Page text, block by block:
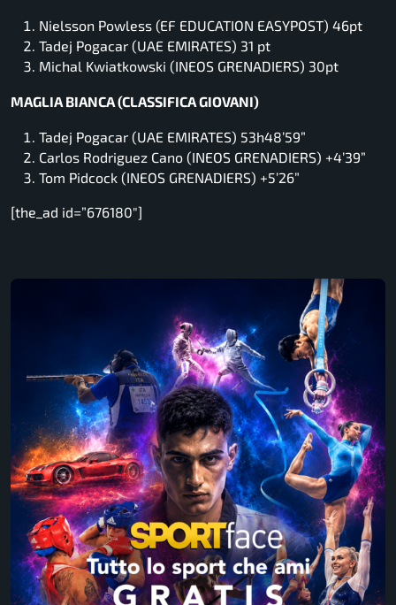
Nielsson Powless (EF EDUCATION EASYPOST) 46pt
Tadej Pogacar (UAE EMIRATES) 31 pt
Michal Kwiatkowski (INEOS GRENADIERS) 30pt
MAGLIA BIANCA (CLASSIFICA GIOVANI)
Tadej Pogacar (UAE EMIRATES) 53h48’59”
Carlos Rodriguez Cano (INEOS GRENADIERS) +4’39”
Tom Pidcock (INEOS GRENADIERS) +5’26”
[the_ad id=”676180″]